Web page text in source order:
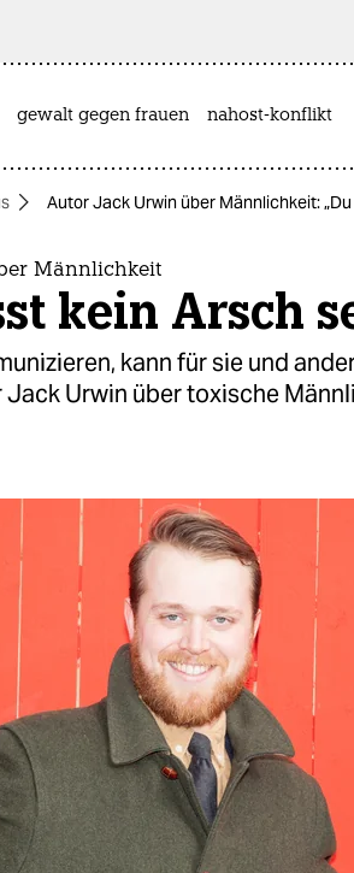
gewalt gegen frauen nahost-konflikt
Autor Jack Urwin über Männlichkeit:
Männlichkeit
kein Arsch
kann für sie und
Jack Urwin über toxische